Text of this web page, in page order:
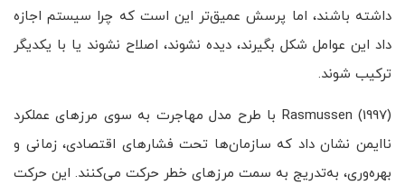
داشته باشند، اما پرسش عمیق‌تر این است که چرا سیستم اجازه
داد این عوامل شکل بگیرند، دیده نشوند، اصلاح نشوند یا با یکدیگر
ترکیب شوند.
Rasmussen (1997) با طرح مدل مهاجرت به سوی مرزهای عملکرد
ناایمن نشان داد که سازمان‌ها تحت فشارهای اقتصادی، زمانی و
بهره‌وری، به‌تدریج به سمت مرزهای خطر حرکت می‌کنند. این حرکت